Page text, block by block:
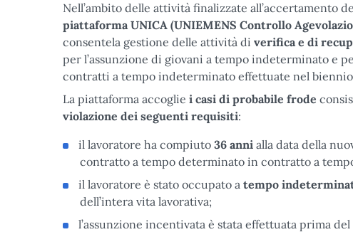
Nell’ambito delle attività finalizzate all’accertamento
piattaforma UNICA (UNIEMENS Controllo
consentela gestione delle attività di verifica e di
per l’assunzione di giovani a tempo indeterminato e
contratti a tempo indeterminato effettuate nel biennio
La piattaforma accoglie i casi di probabile frode
violazione dei seguenti requisiti:
il lavoratore ha compiuto 36 anni alla data della
contratto a tempo determinato in contratto a
il lavoratore è stato occupato a tempo
dell’intera vita lavorativa;
l’assunzione incentivata è stata effettuata prima